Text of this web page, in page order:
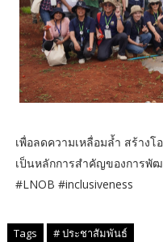
เพื่อลดความเหลื่อมล้ำ สร้าง
เป็นหลักการสำคัญของการ
#LNOB #inclusiveness
Tags # ประชาสัมพันธ์